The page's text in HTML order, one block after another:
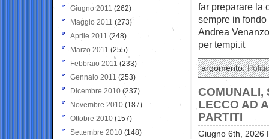
far preparare la
sempre in
Andrea
per tempi.it
argomento:
COMUNALI,
LECCO AD
PARTITI
Giugno 6th, 2026
Giugno 2011 (262)
Maggio 2011 (273)
Aprile 2011 (248)
Marzo 2011 (255)
Febbraio 2011 (233)
Gennaio 2011 (253)
Dicembre 2010 (237)
Novembre 2010 (187)
Ottobre 2010 (157)
Settembre 2010 (148)